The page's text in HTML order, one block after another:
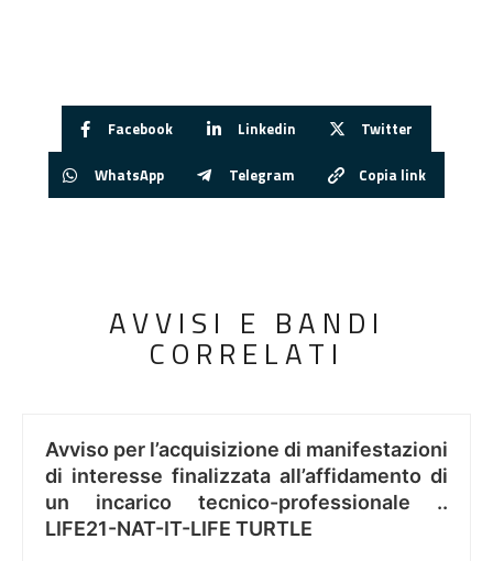
Facebook Linkedin Twitter
WhatsApp Telegram Copia link
AVVISI E BANDI
CORRELATI
Avviso per l’acquisizione di manifestazioni
di interesse finalizzata all’affidamento di
un incarico tecnico-professionale ..
LIFE21-NAT-IT-LIFE TURTLE